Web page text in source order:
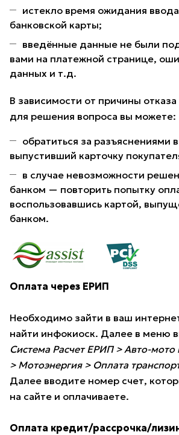
истекло время ожидания
банковской карты;
введённые данные не были
вами на платежной странице,
данных и т.д.
В зависимости от причины
для решения вопроса вы можете:
обратиться за разъяснениями
выпустивший карточку
в случае невозможности
банком — повторить попытку
воспользовавшись картой,
банком.
Оплата через ЕРИП
Необходимо зайти в ваш
найти инфокиоск. Далее в меню
Система Расчет ЕРИП > Авто-
> Мотоэнергия > Оплата
Далее вводите номер счет,
на сайте и оплачиваете.
Оплата кредит/рассрочка/